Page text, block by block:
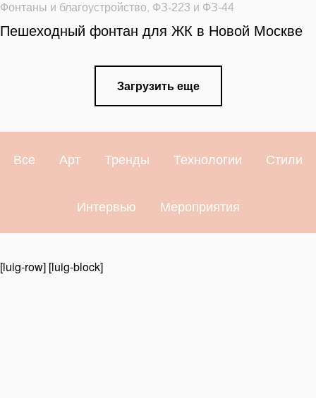
Фонтаны и благоустройство, ФЗ-223 и ФЗ-44
Пешеходный фонтан для ЖК в Новой Москве
Загрузить еще
Все Арт Тренды Технологии Стили
Интервью Мероприятия
[luig-row] [luig-block]